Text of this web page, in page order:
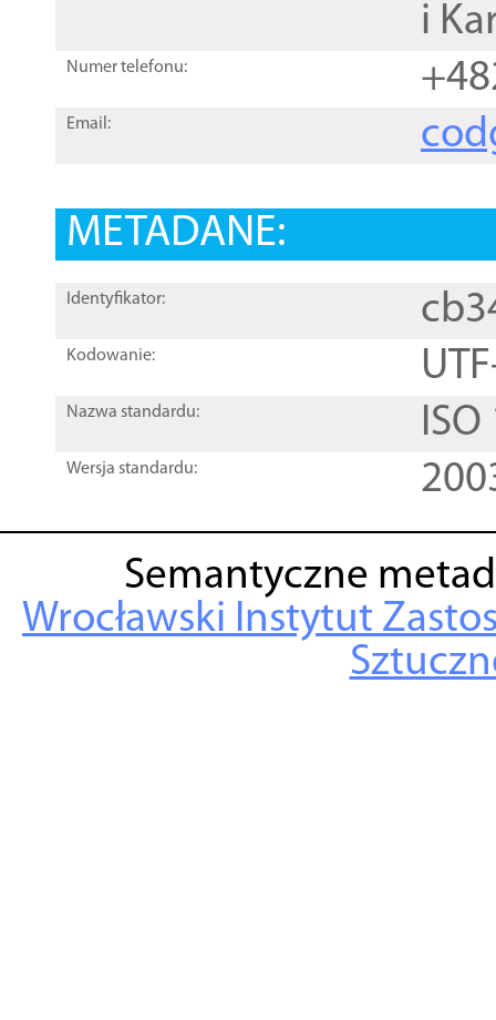
i
Numer telefonu:
Email:
METADANE:
Identyfikator:
Kodowanie:
Nazwa standardu:
Wersja standardu:
Semantyczne
Wrocławski Instytut